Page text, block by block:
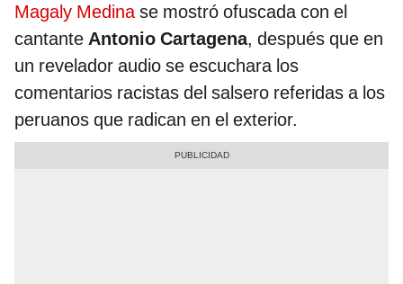
Magaly Medinase mostró ofuscada con el
cantante Antonio Cartagena, después que en
un revelador audio se escuchara los
comentarios racistas del salsero referidas a los
peruanos que radican en el exterior.